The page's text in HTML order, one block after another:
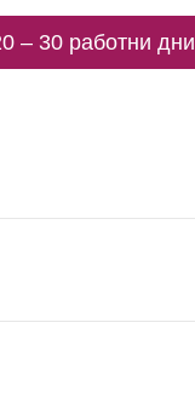
– 30 работни дни